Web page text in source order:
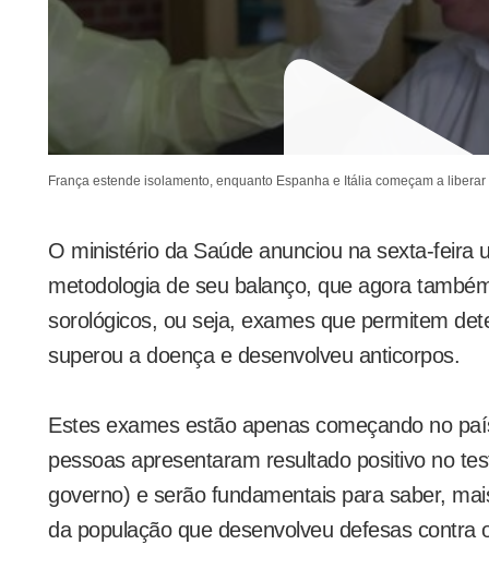
França estende isolamento, enquanto Espanha e Itália começam a
O ministério da Saúde anunciou na sexta-feira
metodologia de seu balanço, que agora
sorológicos, ou seja, exames que permitem
superou a doença e desenvolveu anticorpos.
Estes exames estão apenas começando no
pessoas apresentaram resultado positivo no
governo) e serão fundamentais para saber,
da população que desenvolveu defesas contra